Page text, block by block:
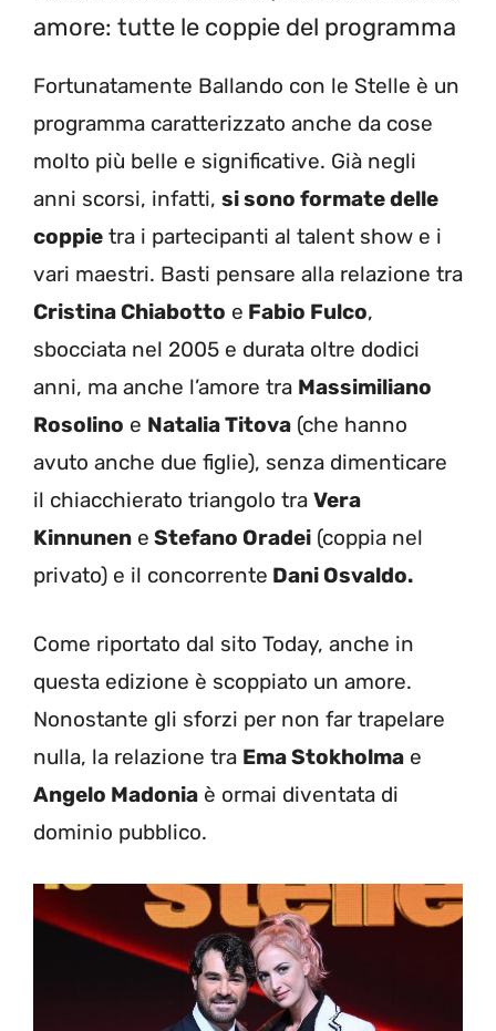
amore: tutte le coppie del programma
Fortunatamente Ballando con le Stelle è un
programma caratterizzato anche da cose
molto più belle e significative. Già negli
anni scorsi, infatti, si sono formate delle
coppie tra i partecipanti al talent show e i
vari maestri. Basti pensare alla relazione tra
Cristina Chiabotto e Fabio Fulco,
sbocciata nel 2005 e durata oltre dodici
anni, ma anche l’amore tra Massimiliano
Rosolino e Natalia Titova (che hanno
avuto anche due figlie), senza dimenticare
il chiacchierato triangolo tra Vera
Kinnunen e Stefano Oradei (coppia nel
privato) e il concorrente Dani Osvaldo.
Come riportato dal sito Today, anche in
questa edizione è scoppiato un amore.
Nonostante gli sforzi per non far trapelare
nulla, la relazione tra Ema Stokholma e
Angelo Madonia è ormai diventata di
dominio pubblico.